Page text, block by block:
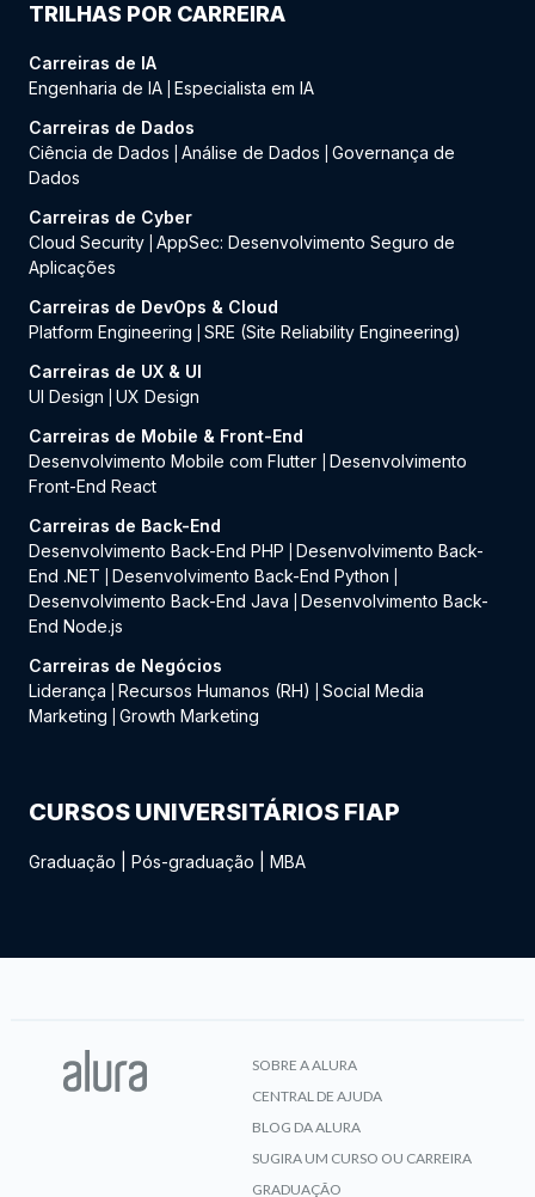
TRILHAS POR CARREIRA
Carreiras de IA
Engenharia de IA Especialista em IA
Carreiras de Dados
Ciência de Dados
Análise de Dados
Governança de
Dados
Carreiras de Cyber
Cloud Security AppSec: Desenvolvimento Seguro de
Aplicações
Carreiras de DevOps & Cloud
Platform Engineering
SRE (Site Reliability Engineering)
Carreiras de UX & UI
UI Design
UX Design
Carreiras de Mobile & Front-End
Desenvolvimento Mobile com Flutter
Desenvolvimento
Front-End React
Carreiras de Back-End
Desenvolvimento Back-End PHP
Desenvolvimento Back-
End .NET
Desenvolvimento Back-End Python
Desenvolvimento Back-End Java
Desenvolvimento Back-
End Node.js
Carreiras de Negócios
Liderança
Recursos Humanos (RH)
Social Media
Marketing
Growth Marketing
CURSOS UNIVERSITÁRIOS FIAP
Graduação Pós-graduação MBA
SOBRE A ALURA
CENTRAL DE AJUDA
BLOG DA ALURA
SUGIRA UM CURSO OU CARREIRA
GRADUAÇÃO